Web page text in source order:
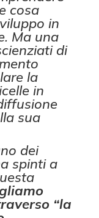
cosa
in
Ma una
di
la
in
sua
dei
spinti a
“la